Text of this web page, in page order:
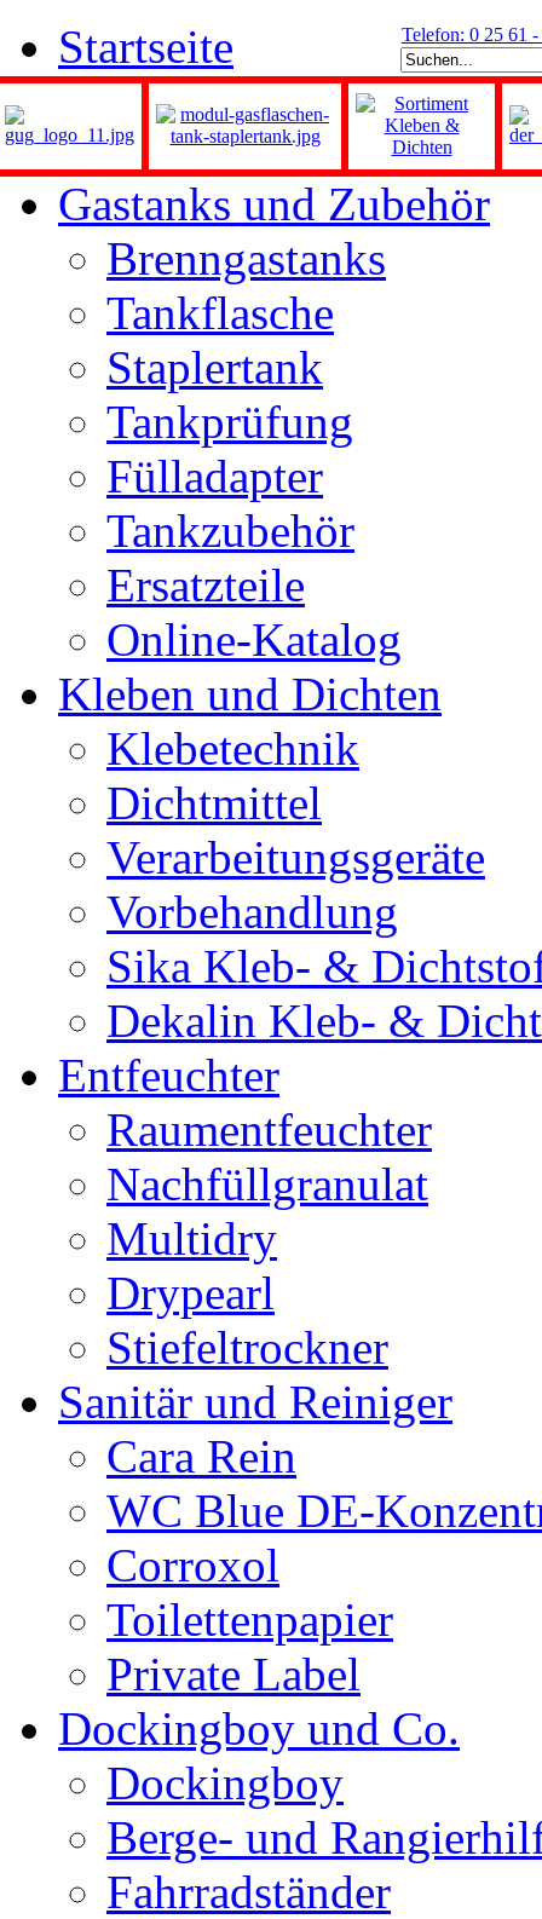
Telefon: 0 25 61
Startseite
Gastanks und Zubehör
Brenngastanks
Tankflasche
Staplertank
Tankprüfung
Fülladapter
Tankzubehör
Ersatzteile
Online-Katalog
Kleben und Dichten
Klebetechnik
Dichtmittel
Verarbeitungsgeräte
Vorbehandlung
Sika Kleb- &
Dekalin Kleb- &
Entfeuchter
Raumentfeuchter
Nachfüllgranulat
Multidry
Drypearl
Stiefeltrockner
Sanitär und Reiniger
Cara Rein
WC Blue DE-
Corroxol
Toilettenpapier
Private Label
Dockingboy und Co.
Dockingboy
Berge- und
Fahrradständer